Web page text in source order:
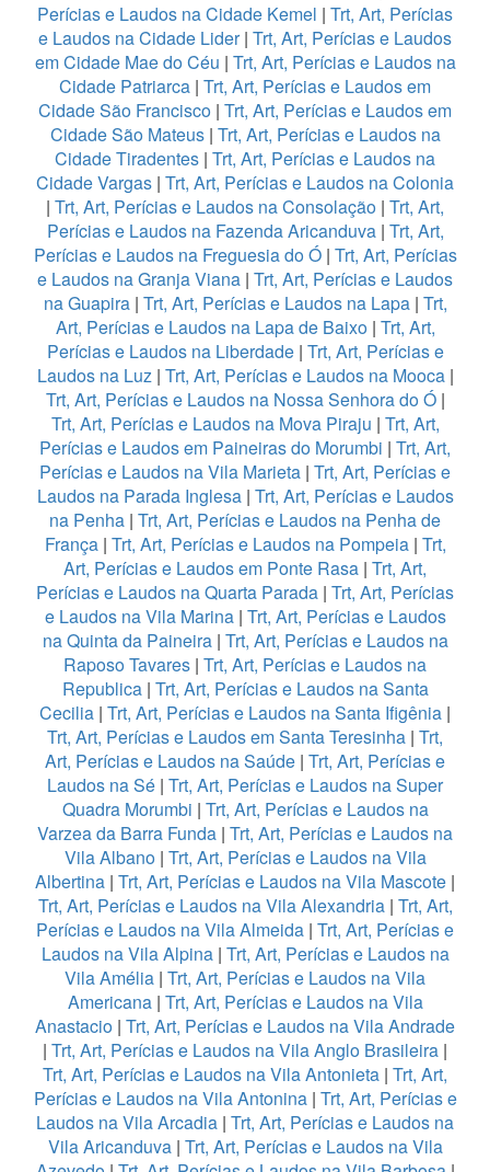
Perícias e Laudos na Cidade Kemel | Trt, Art, Perícias
e Laudos na Cidade Lider| Trt, Art, Perícias e Laudos
em Cidade Mae do Céu | Trt, Art, Perícias e Laudos na
Cidade Patriarca | Trt, Art, Perícias e Laudos em
Cidade São Francisco | Trt, Art, Perícias e Laudos em
Cidade São Mateus| Trt, Art, Perícias e Laudos na
Cidade Tiradentes | Trt, Art, Perícias e Laudos na
Cidade Vargas | Trt, Art, Perícias e Laudos na Colonia
| Trt, Art, Perícias e Laudos na Consolação | Trt, Art,
Perícias e Laudos na Fazenda Aricanduva| Trt, Art,
Perícias e Laudos na Freguesia do Ó| Trt, Art, Perícias
e Laudos na Granja Viana | Trt, Art, Perícias e Laudos
na Guapira| Trt, Art, Perícias e Laudos na Lapa| Trt,
Art, Perícias e Laudos na Lapa de Baixo | Trt, Art,
Perícias e Laudos na Liberdade | Trt, Art, Perícias e
Laudos na Luz| Trt, Art, Perícias e Laudos na Mooca|
Trt, Art, Perícias e Laudos na Nossa Senhora do Ó|
Trt, Art, Perícias e Laudos na Mova Piraju | Trt, Art,
Perícias e Laudos em Paineiras do Morumbi | Trt, Art,
Perícias e Laudos na Vila Marieta | Trt, Art, Perícias e
Laudos na Parada Inglesa | Trt, Art, Perícias e Laudos
na Penha | Trt, Art, Perícias e Laudos na Penha de
França | Trt, Art, Perícias e Laudos na Pompeia| Trt,
Art, Perícias e Laudos em Ponte Rasa | Trt, Art,
Perícias e Laudos na Quarta Parada | Trt, Art, Perícias
e Laudos na Vila Marina| Trt, Art, Perícias e Laudos
na Quinta da Paineira| Trt, Art, Perícias e Laudos na
Raposo Tavares | Trt, Art, Perícias e Laudos na
Republica| Trt, Art, Perícias e Laudos na Santa
Cecilia | Trt, Art, Perícias e Laudos na Santa Ifigênia |
Trt, Art, Perícias e Laudos em Santa Teresinha | Trt,
Art, Perícias e Laudos na Saúde | Trt, Art, Perícias e
Laudos na Sé | Trt, Art, Perícias e Laudos na Super
Quadra Morumbi | Trt, Art, Perícias e Laudos na
Varzea da Barra Funda | Trt, Art, Perícias e Laudos na
Vila Albano| Trt, Art, Perícias e Laudos na Vila
Albertina | Trt, Art, Perícias e Laudos na Vila Mascote |
Trt, Art, Perícias e Laudos na Vila Alexandria| Trt, Art,
Perícias e Laudos na Vila Almeida | Trt, Art, Perícias e
Laudos na Vila Alpina | Trt, Art, Perícias e Laudos na
Vila Amélia | Trt, Art, Perícias e Laudos na Vila
Americana| Trt, Art, Perícias e Laudos na Vila
Anastacio | Trt, Art, Perícias e Laudos na Vila Andrade
| Trt, Art, Perícias e Laudos na Vila Anglo Brasileira |
Trt, Art, Perícias e Laudos na Vila Antonieta | Trt, Art,
Perícias e Laudos na Vila Antonina| Trt, Art, Perícias e
Laudos na Vila Arcadia | Trt, Art, Perícias e Laudos na
Vila Aricanduva| Trt, Art, Perícias e Laudos na Vila